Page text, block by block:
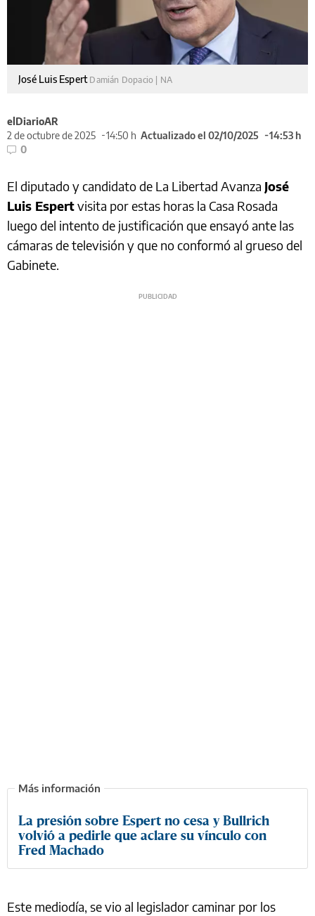
José Luis Espert Damián Dopacio | NA
elDiarioAR
2 de octubre de 2025
14:50 h Actualizado el 02/10/2025
14:53 h
0
El diputado y candidato de La Libertad Avanza José
Luis Espertvisita por estas horas la Casa Rosada
luego del intento de justificación que ensayó ante las
cámaras de televisión y que no conformó al grueso del
Gabinete.
La presión sobre Espert no cesa y Bullrich
volvió a pedirle que aclare su vínculo con
Fred Machado
Este mediodía, se vio al legislador caminar por los